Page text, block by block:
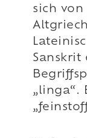
sich von
Sanskrit
„linga“.